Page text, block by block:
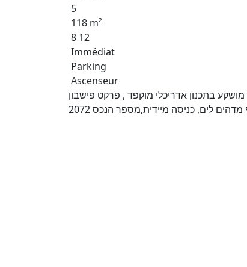
5
118 m²
8 12
Immédiat
Parking
Ascenseur
בתכנון אדריכלי מוקפד , פרקט פישבון
לים, כניסה מיידית,מספר הנכס 2072